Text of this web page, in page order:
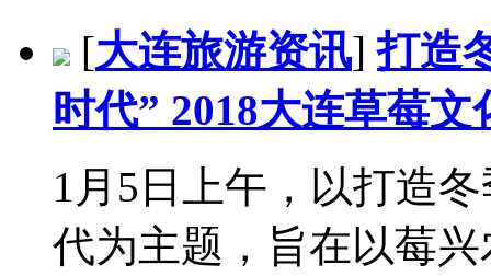
[大连旅游资讯]打造
时代” 2018大连草莓文
1月5日上午，以打造
代为主题，旨在以莓